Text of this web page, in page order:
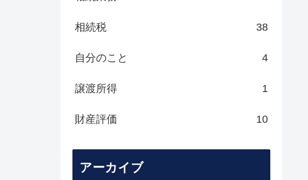
相続税 38
自分のこと 4
譲渡所得 1
財産評価 10
アーカイブ